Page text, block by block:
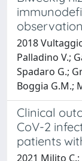
2018
Palladino V.;
Spadaro G.;
Boggia G.M.;
Clinical
CoV-2
patients
2021 Milito